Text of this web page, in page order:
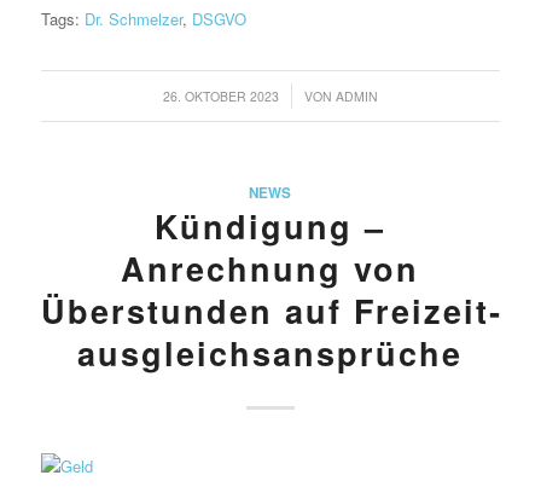
Tags: Dr. Schmelzer, DSGVO
26. OKTOBER 2023
/ VON ADMIN
NEWS
Kündigung –
Anrechnung von
Überstunden auf Freizeit­
ausgleichs­ansprüche